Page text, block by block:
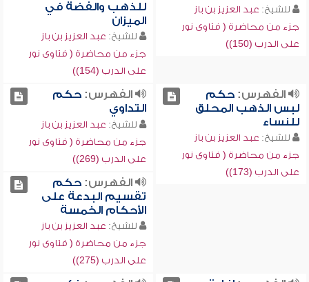
للشيخ: عبد العزيز بن باز
جزء من محاضرة ( فتاوى نور
على الدرب (150))
للذهب والفضة في
الميزان
للشيخ: عبد العزيز بن باز
جزء من محاضرة ( فتاوى نور
على الدرب (154))
الفهرس:حكم
لبس الذهب المحلق
للنساء
للشيخ: عبد العزيز بن باز
جزء من محاضرة ( فتاوى نور
على الدرب (173))
الفهرس:حكم
التداوي
للشيخ: عبد العزيز بن باز
جزء من محاضرة ( فتاوى نور
على الدرب (269))
الفهرس:حكم
تقسيم البدعة على
الأحكام الخمسة
للشيخ: عبد العزيز بن باز
جزء من محاضرة ( فتاوى نور
على الدرب (275))